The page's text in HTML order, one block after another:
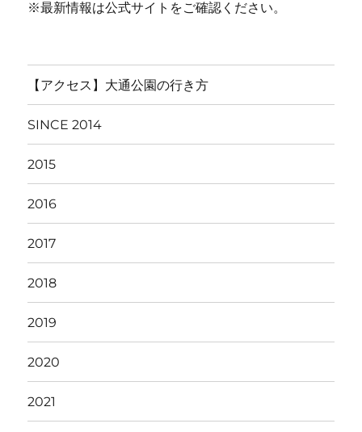
※最新情報は公式サイトをご確認ください。
【アクセス】大通公園の行き方
SINCE 2014
2015
2016
2017
2018
2019
2020
2021